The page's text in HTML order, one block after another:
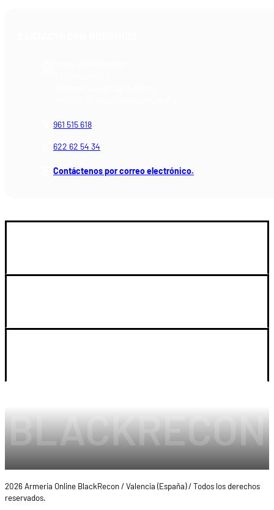
961 515 618
622 62 54 34
Contáctenos por correo electrónico.
2026 Armeria Online BlackRecon / Valencia (España) / Todos los derechos
reservados.